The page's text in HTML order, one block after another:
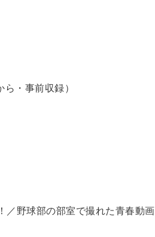
・事前収録）
／野球部の部室で撮れた青春動画